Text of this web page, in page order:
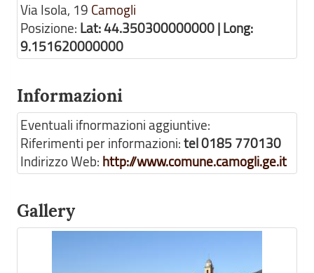
Via Isola, 19 Camogli
Posizione: Lat: 44.350300000000 | Long:
9.151620000000
Informazioni
Eventuali ifnormazioni aggiuntive:
Riferimenti per informazioni:tel 0185 770130
Indirizzo Web: http://www.comune.camogli.ge.it
Gallery